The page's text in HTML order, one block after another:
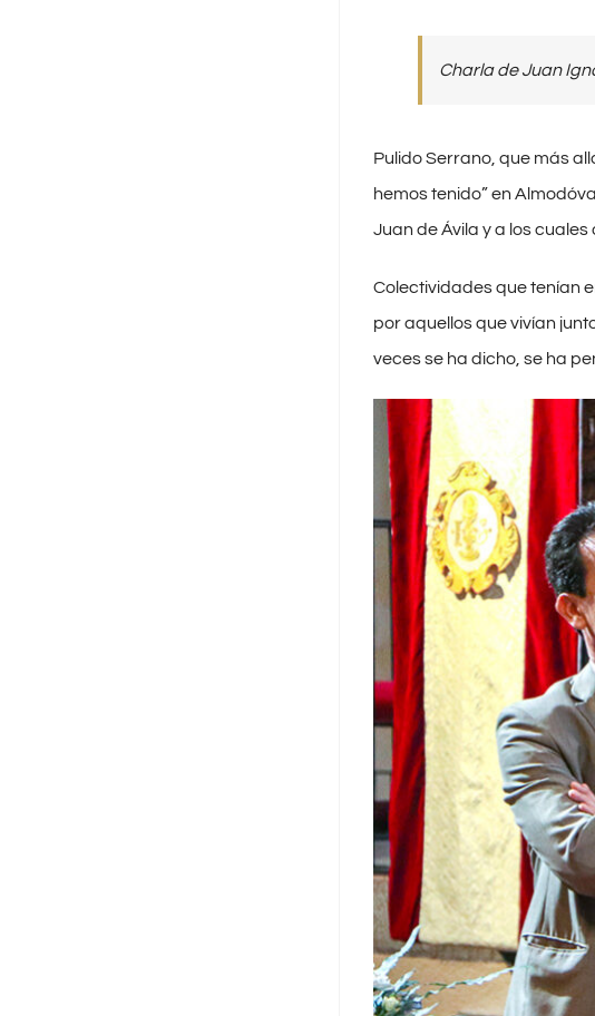
Charla de Juan
Pulido Serrano, que más
hemos tenido” en
Juan de Ávila y a los
Colectividades que tenían
por aquellos que vivían
veces se ha dicho, se ha